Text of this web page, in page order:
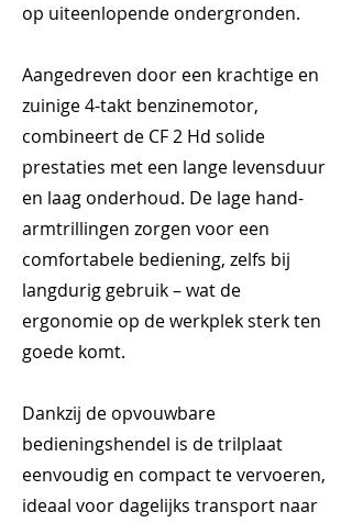
op uiteenlopende ondergronden.
Aangedreven door een krachtige en
zuinige 4-takt benzinemotor,
combineert de CF 2 Hd solide
prestaties met een lange levensduur
en laag onderhoud. De lage hand-
armtrillingen zorgen voor een
comfortabele bediening, zelfs bij
langdurig gebruik – wat de
ergonomie op de werkplek sterk ten
goede komt.
Dankzij de opvouwbare
bedieningshendel is de trilplaat
eenvoudig en compact te vervoeren,
ideaal voor dagelijks transport naar